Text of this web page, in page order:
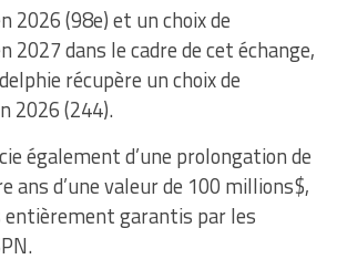
2026 (98e) et un choix de
2027 dans le cadre de cet échange,
récupère un choix de
2026 (244).
également d’une prolongation de
ans d’une valeur de 100 millions$,
garantis par les